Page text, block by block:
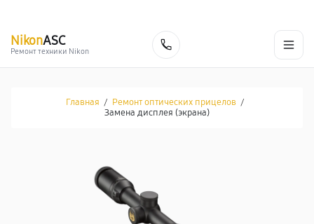
NikonASC
Ремонт техники Nikon
Главная / Ремонт оптических прицелов /
Замена дисплея (экрана)